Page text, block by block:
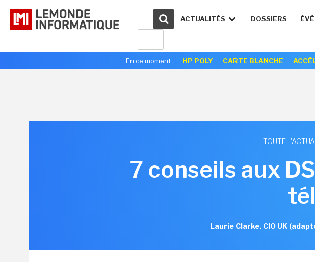
ACTUALITÉS DOSSIERS
En ce moment : HP POLY CARTE BLANCHE
TOUTE
7 conseils aux
Laurie Clarke, CIO UK